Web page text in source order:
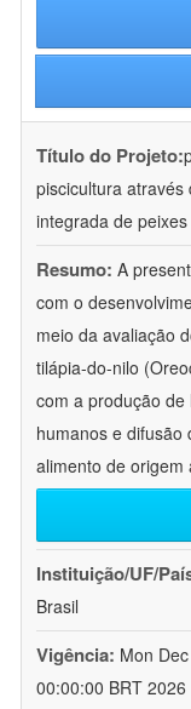
Título do Projeto:
piscicultura
integrada de
Resumo: A
com o
meio da avaliação
tilápia-do-nilo
com a produção
humanos e difusão
alimento de origem
Instituição/UF/
Brasil
Vigência: Mon
00:00:00 BRT 2026